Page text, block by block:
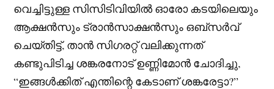
വെച്ചിട്ടുള്ള സിസിടിവിയിൽ ഓരോ കടയിലെയും
ആക്ഷൻസും ട്രാൻസാക്ഷൻസും ഒബ്സർവ്
ചെയ്തിട്ട്, താൻ സിഗരറ്റ് വലിക്കുന്നത്
കണ്ടുപിടിച്ച ശങ്കരനോട് ഉണ്ണിമോൻ ചോദിച്ചു,
“ഇങ്ങൾക്കിത് എന്തിന്റെ കേടാണ് ശങ്കരേട്ടാ?”